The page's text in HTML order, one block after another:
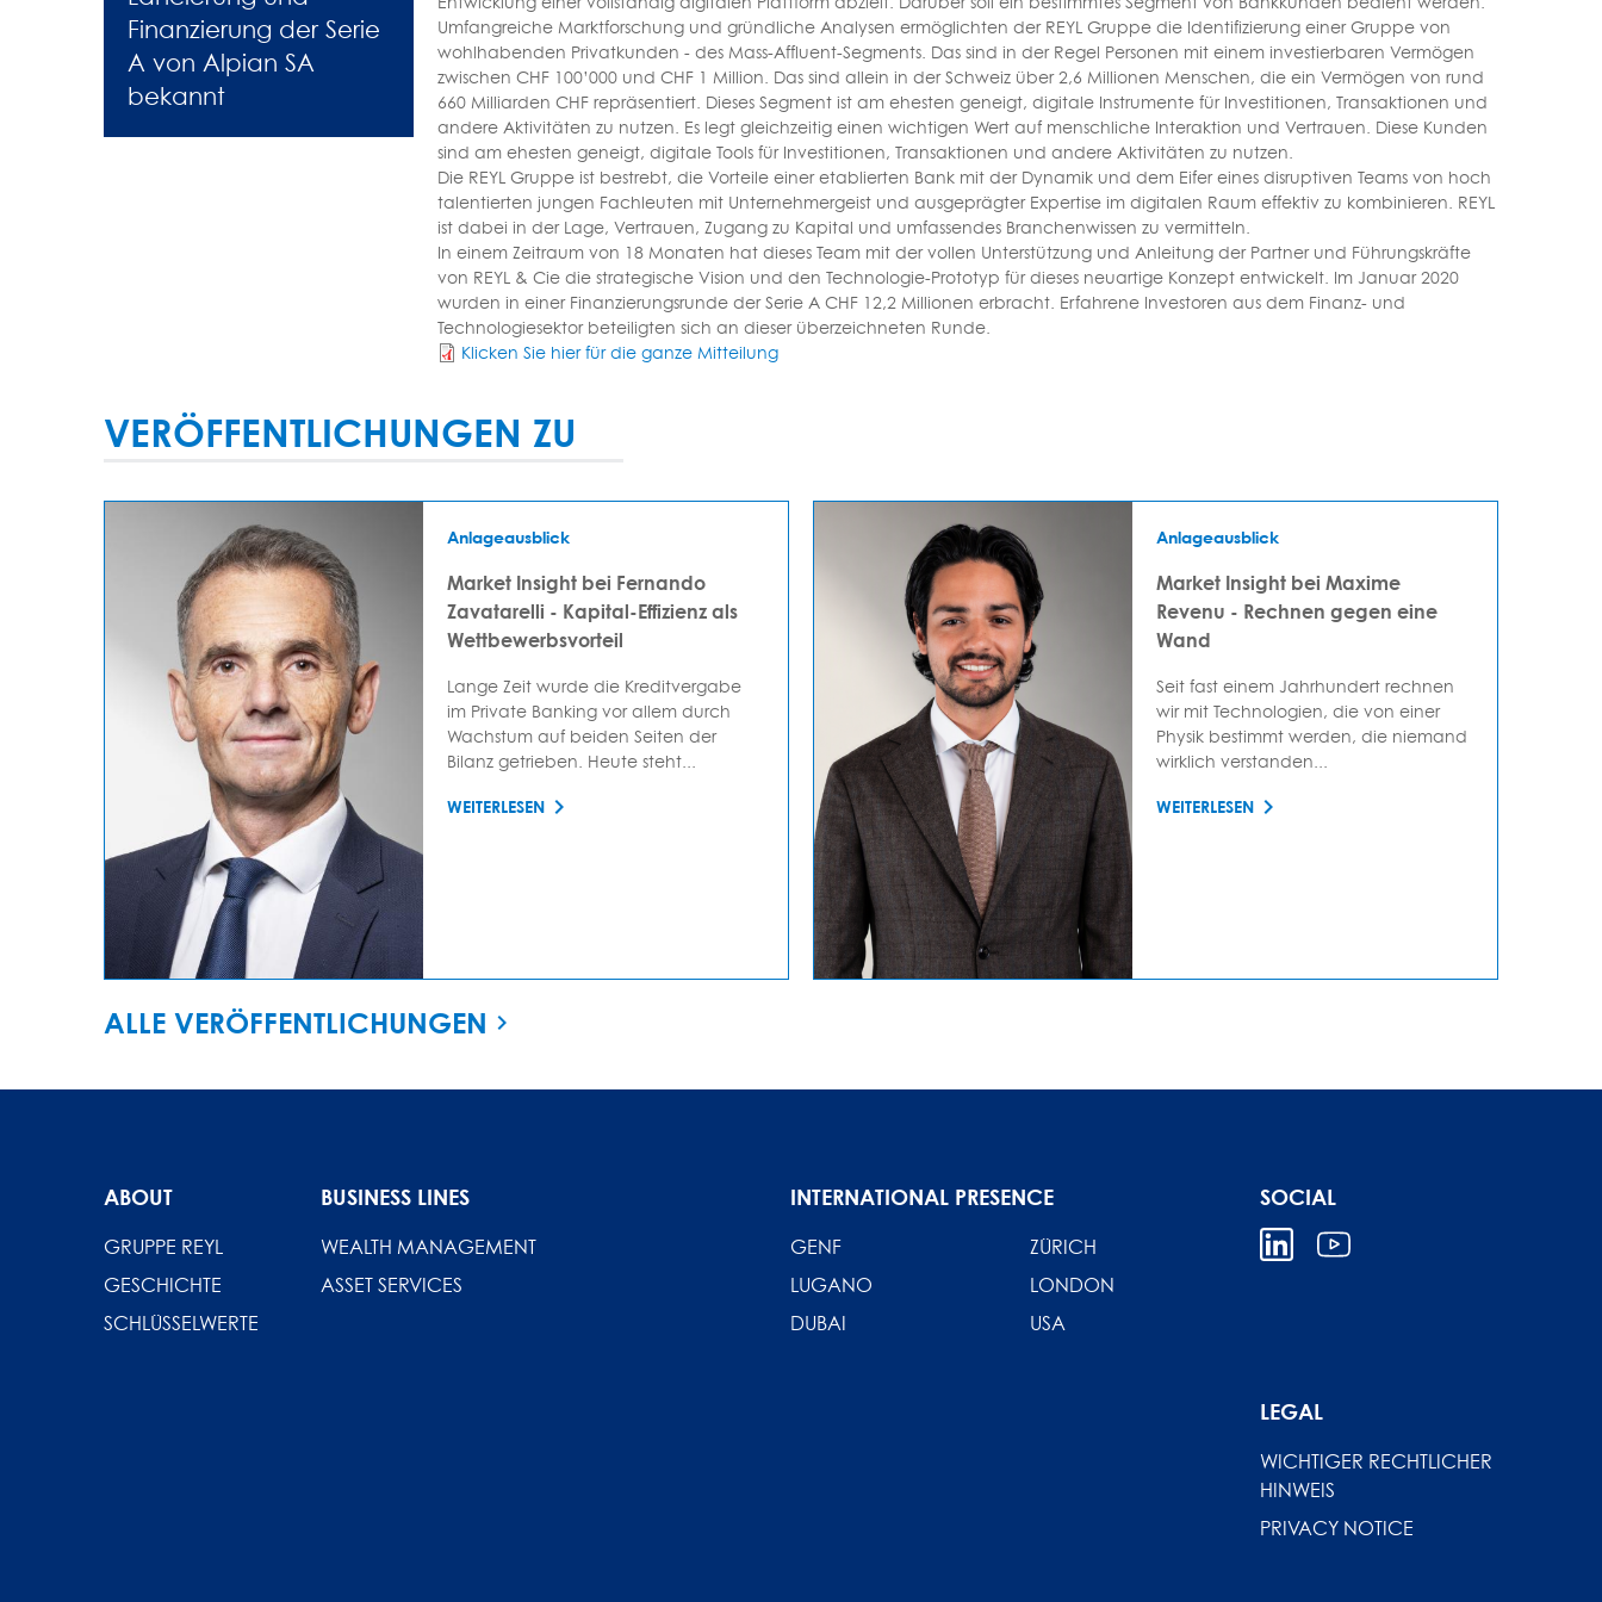
Finanzierung der Serie
A von Alpian SA
bekannt
Umfangreiche Marktforschung und gründliche Analysen ermöglichten der REYL Gruppe die Identifizierung einer Gruppe von
wohlhabenden Privatkunden - des Mass-Affluent-Segments. Das sind in der Regel Personen mit einem investierbaren Vermögen
zwischen CHF 100’000 und CHF 1 Million. Das sind allein in der Schweiz über 2,6 Millionen Menschen, die ein Vermögen von rund
660 Milliarden CHF repräsentiert. Dieses Segment ist am ehesten geneigt, digitale Instrumente für Investitionen, Transaktionen und
andere Aktivitäten zu nutzen. Es legt gleichzeitig einen wichtigen Wert auf menschliche Interaktion und Vertrauen. Diese Kunden
sind am ehesten geneigt, digitale Tools für Investitionen, Transaktionen und andere Aktivitäten zu nutzen.
Die REYL Gruppe ist bestrebt, die Vorteile einer etablierten Bank mit der Dynamik und dem Eifer eines disruptiven Teams von hoch
talentierten jungen Fachleuten mit Unternehmergeist und ausgeprägter Expertise im digitalen Raum effektiv zu kombinieren. REYL
ist dabei in der Lage, Vertrauen, Zugang zu Kapital und umfassendes Branchenwissen zu vermitteln.
In einem Zeitraum von 18 Monaten hat dieses Team mit der vollen Unterstützung und Anleitung der Partner und Führungskräfte
von REYL & Cie die strategische Vision und den Technologie-Prototyp für dieses neuartige Konzept entwickelt. Im Januar 2020
wurden in einer Finanzierungsrunde der Serie A CHF 12,2 Millionen erbracht. Erfahrene Investoren aus dem Finanz- und
Technologiesektor beteiligten sich an dieser überzeichneten Runde.
Klicken Sie hier für die ganze Mitteilung
VERÖFFENTLICHUNGEN ZU
Anlageausblick
Market Insight bei Fernando
Zavatarelli - Kapital-Effizienz als
Wettbewerbsvorteil
Lange Zeit wurde die Kreditvergabe
im Private Banking vor allem durch
Wachstum auf beiden Seiten der
Bilanz getrieben. Heute steht...
WEITERLESEN
Anlageausblick
Market Insight bei Maxime
Revenu - Rechnen gegen eine
Wand
Seit fast einem Jahrhundert rechnen
wir mit Technologien, die von einer
Physik bestimmt werden, die niemand
wirklich verstanden...
WEITERLESEN
ALLE VERÖFFENTLICHUNGEN
ABOUT
GRUPPE REYL
GESCHICHTE
SCHLÜSSELWERTE
BUSINESS LINES
WEALTH MANAGEMENT
ASSET SERVICES
INTERNATIONAL PRESENCE
GENF
ZÜRICH
LUGANO
LONDON
DUBAI
USA
LEGAL
WICHTIGER RECHTLICHER
HINWEIS
PRIVACY NOTICE
SOCIAL